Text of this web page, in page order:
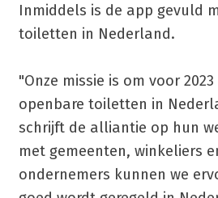
Inmiddels is de app gevuld
toiletten in Nederland.
"Onze missie is om voor
openbare toiletten in
schrijft de alliantie op hun
met gemeenten, winkeliers
ondernemers kunnen we